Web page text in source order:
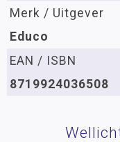
Merk / Uitgever
Educo
EAN / ISBN
8719924036508